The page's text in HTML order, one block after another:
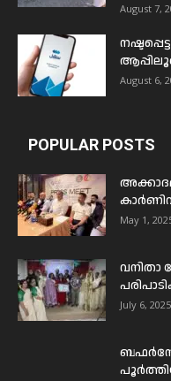
August 7,
August 6,
POPULAR POSTS
May 1,
വനിതാ
July 6, 2025